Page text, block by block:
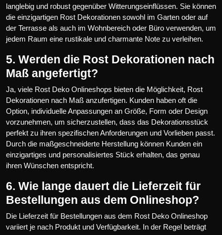
langlebig und robust gegenüber Witterungseinflüssen. Sie können
die einzigartigen Rost Dekorationen sowohl im Garten oder auf
der Terrasse als auch im Wohnbereich oder Büro verwenden, um
jedem Raum eine rustikale und charmante Note zu verleihen.
5. Werden die Rost Dekorationen nach
Maß angefertigt?
Ja, viele Rost Deko Onlineshops bieten die Möglichkeit, Rost
Dekorationen nach Maß anzufertigen. Kunden haben oft die
Option, individuelle Anpassungen an Größe, Form oder Design
vorzunehmen, um sicherzustellen, dass das Dekorationsstück
perfekt zu ihren spezifischen Anforderungen und Vorlieben passt.
Durch die maßgeschneiderte Herstellung können Kunden ein
einzigartiges und personalisiertes Stück erhalten, das genau
ihren Wünschen entspricht.
6. Wie lange dauert die Lieferzeit für
Bestellungen aus dem Onlineshop?
Die Lieferzeit für Bestellungen aus dem Rost Deko Onlineshop
variiert je nach Produkt und Verfügbarkeit. In der Regel beträgt